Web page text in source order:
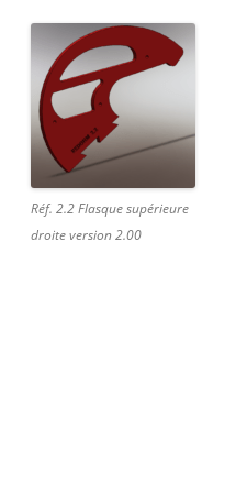
Réf. 2.2 Flasque supérieure
droite version 2.00